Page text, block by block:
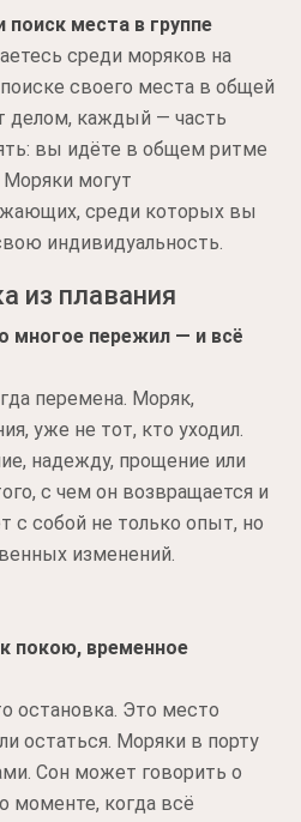
места в группе
среди моряков на
своего места в общей
делом, каждый — часть
вы идёте в общем ритме
Моряки могут
среди которых вы
индивидуальность.
из плавания
многое пережил — и всё
перемена. Моряк,
уже не тот, кто уходил.
надежду, прощение или
с чем он возвращается и
с собой не только опыт, но
изменений.
покою, временное
остановка. Это место
остаться. Моряки в порту
Сон может говорить о
моменте, когда всё